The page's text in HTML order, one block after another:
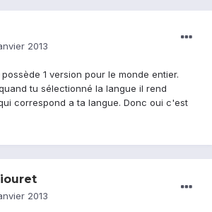
2013
1 version pour le monde entier.
tu sélectionné la langue il rend
correspond a ta langue. Donc oui c'est
2013